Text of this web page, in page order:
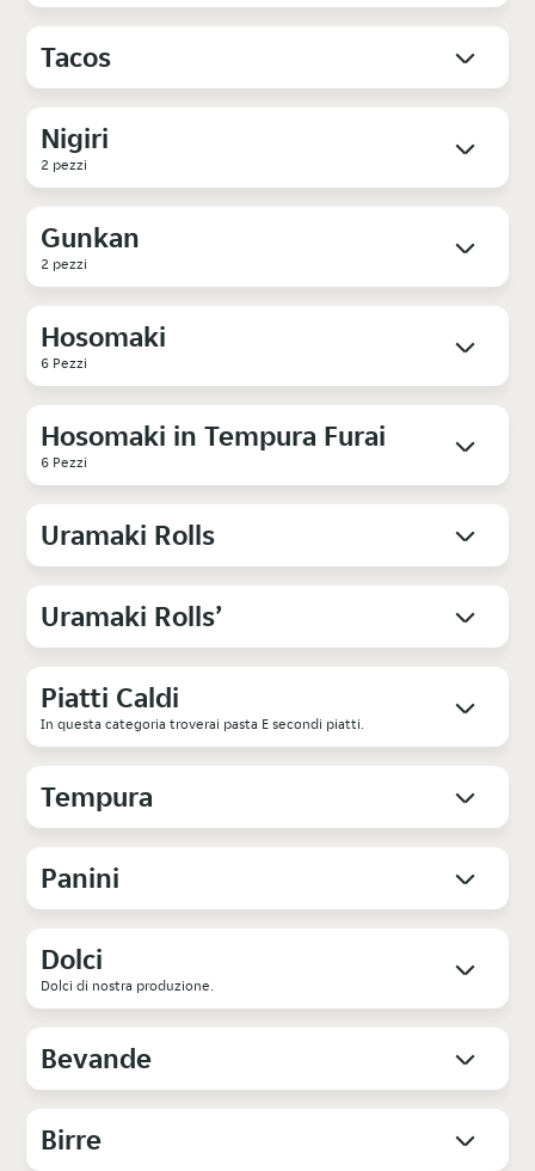
Tacos
Nigiri
2 pezzi
Gunkan
2 pezzi
Hosomaki
6 Pezzi
Hosomaki in Tempura Furai
6 Pezzi
Uramaki Rolls
Uramaki Rolls’
Piatti Caldi
In questa categoria troverai pasta E secondi piatti.
Tempura
Panini
Dolci
Dolci di nostra produzione.
Bevande
Birre